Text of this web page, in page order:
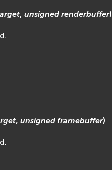
,unsigned renderbuffer)
,unsigned framebuffer)